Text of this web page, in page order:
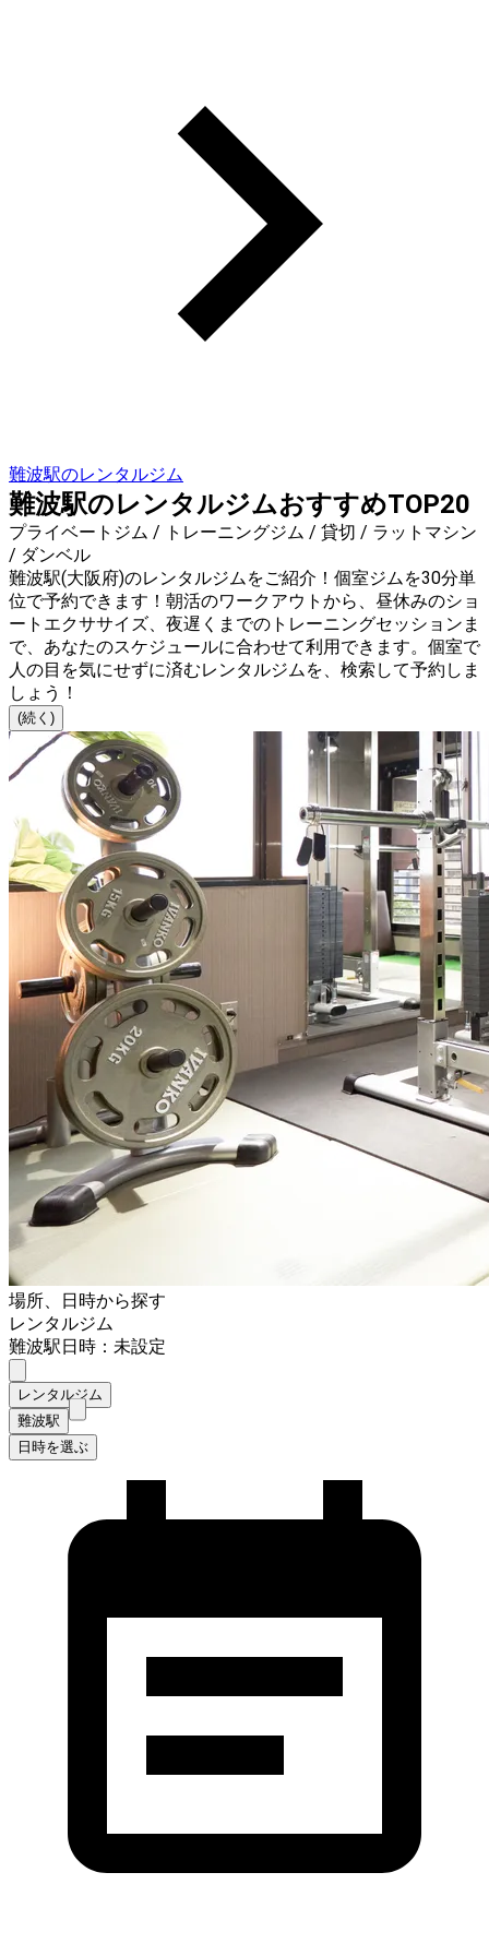
難波駅のレンタルジム
難波駅のレンタルジムおすすめTOP20
プライベートジム / トレーニングジム / 貸切 / ラットマシン
/ ダンベル
難波駅(大阪府)のレンタルジムをご紹介！個室ジムを30分単
位で予約できます！朝活のワークアウトから、昼休みのショ
ートエクササイズ、夜遅くまでのトレーニングセッションま
で、あなたのスケジュールに合わせて利用できます。個室で
人の目を気にせずに済むレンタルジムを、検索して予約しま
しょう！
(続く)
場所、日時から探す
レンタルジム
難波駅日時：未設定
レンタルジム
難波駅
日時を選ぶ